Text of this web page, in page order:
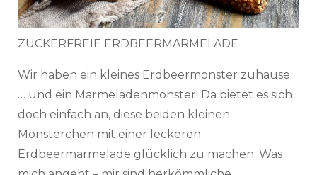
ZUCKERFREIE ERDBEERMARMELADE
Wir haben ein kleines Erdbeermonster zuhause
… und ein Marmeladenmonster! Da bietet es sich
doch einfach an, diese beiden kleinen
Monsterchen mit einer leckeren
Erdbeermarmelade glücklich zu machen. Was